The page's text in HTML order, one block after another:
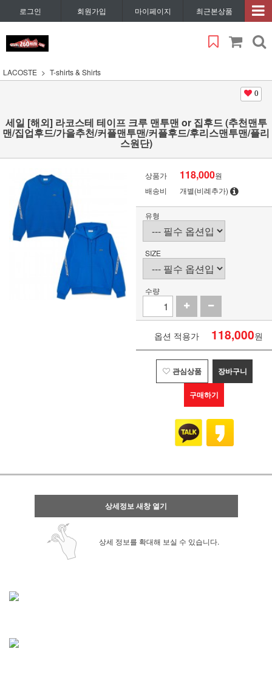
로그인 회원가입 마이페이지 최근본상품
LACOSTE T-shirts & Shirts
0
세일 [해외] 라코스테 테이프 크루 맨투맨 or 집후드 (추천맨투
맨/집업후드/가을추천/커플맨투맨/커플후드/후리스맨투맨/플리
스원단)
상품가 118,000원
배송비
개별(비례추가)
유형
SIZE
수량
옵션 적용가 118,000원
관심상품 장바구니
구매하기
상세정보 새창 열기
상세 정보를 확대해 보실 수 있습니다.